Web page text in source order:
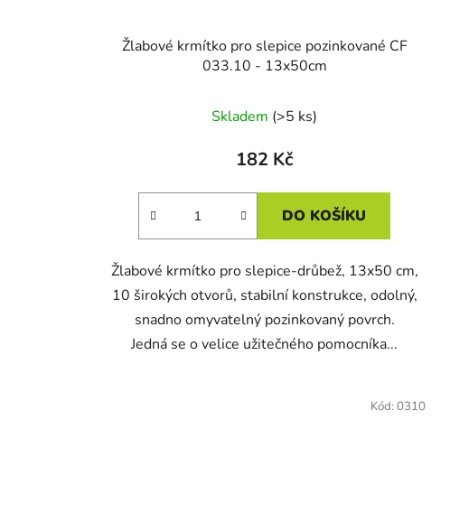
Žlabové krmítko pro slepice pozinkované CF
033.10 - 13x50cm
Skladem (>5 ks)
182 Kč
DO KOŠÍKU
Žlabové krmítko pro slepice-drůbež, 13x50 cm,
10 širokých otvorů, stabilní konstrukce, odolný,
snadno omyvatelný pozinkovaný povrch.
Jedná se o velice užitečného pomocníka...
Kód:0310